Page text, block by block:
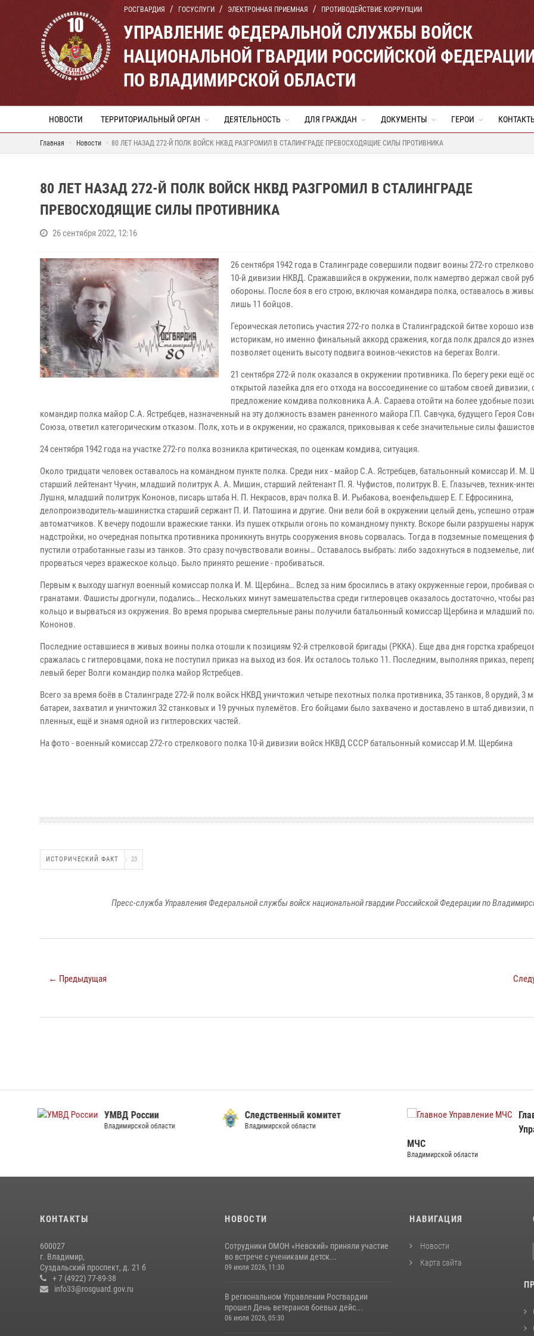
РОСГВАРДИЯ ГОСУСЛУГИ ЭЛЕКТРОННАЯ ПРИЕМНАЯ ПРОТИВОДЕЙСТВИЕ КОРРУПЦИИ
УПРАВЛЕНИЕ ФЕДЕРАЛЬНОЙ СЛУЖБЫ ВОЙСК
НАЦИОНАЛЬНОЙ ГВАРДИИ РОССИЙСКОЙ
ПО ВЛАДИМИРСКОЙ ОБЛАСТИ
НОВОСТИ ТЕРРИТОРИАЛЬНЫЙ ОРГАН ДЕЯТЕЛЬНОСТЬ ДЛЯ ГРАЖДАН ДОКУМЕНТЫ ГЕРОИ
Главная Новости 80 ЛЕТ НАЗАД 272-Й ПОЛК ВОЙСК НКВД РАЗГРОМИЛ В СТАЛИНГРАДЕ ПРЕВОСХОДЯЩИЕ СИЛЫ ПРОТИВНИКА
80 ЛЕТ НАЗАД 272-Й ПОЛК ВОЙСК НКВД РАЗГРОМИЛ В СТАЛИНГРАДЕ
ПРЕВОСХОДЯЩИЕ СИЛЫ ПРОТИВНИКА
26 сентября 2022, 12:16
26 сентября 1942 года в Сталинграде совершили подвиг воины 272-го
10-й дивизии НКВД. Сражавшийся в окружении, полк намертво держал свой
обороны. После боя в его строю, включая командира полка, оставалось в
лишь 11 бойцов.
Героическая летопись участия 272-го полка в Сталинградской битве хорошо
историкам, но именно финальный аккорд сражения, когда полк дрался до
позволяет оценить высоту подвига воинов-чекистов на берегах Волги.
21 сентября 272-й полк оказался в окружении противника. По берегу реки ещё
открытой лазейка для его отхода на воссоединение со штабом своей дивизии,
предложение комдива полковника А.А. Сараева отойти на более удобные
командир полка майор С.А. Ястребцев, назначенный на эту должность взамен раненного майора Г.П. Савчука, будущего Героя
Союза, ответил категорическим отказом. Полк, хоть и в окружении, но сражался, приковывая к себе значительные силы
24 сентября 1942 года на участке 272-го полка возникла критическая, по оценкам комдива, ситуация.
Около тридцати человек оставалось на командном пункте полка. Среди них - майор С.А. Ястребцев, батальонный комиссар И. М.
старший лейтенант Чучин, младший политрук А. А. Мишин, старший лейтенант П. Я. Чуфистов, политрук В. Е. Глазычев, техник-
Лушня, младший политрук Кононов, писарь штаба Н. П. Некрасов, врач полка В. И. Рыбакова, военфельдшер Е. Г. Ефросинина,
делопроизводитель-машинистка старший сержант П. И. Патошина и другие. Они вели бой в окружении целый день, успешно
автоматчиков. К вечеру подошли вражеские танки. Из пушек открыли огонь по командному пункту. Вскоре были разрушены
надстройки, но очередная попытка противника проникнуть внутрь сооружения вновь сорвалась. Тогда в подземные помещения
пустили отработанные газы из танков. Это сразу почувствовали воины… Оставалось выбрать: либо задохнуться в подземелье,
прорваться через вражеское кольцо. Было принято решение - пробиваться.
Первым к выходу шагнул военный комиссар полка И. М. Щербина… Вслед за ним бросились в атаку окруженные герои, пробивая
гранатами. Фашисты дрогнули, подались… Нескольких минут замешательства среди гитлеровцев оказалось достаточно, чтобы
кольцо и вырваться из окружения. Во время прорыва смертельные раны получили батальонный комиссар Щербина и младший
Кононов.
Последние оставшиеся в живых воины полка отошли к позициям 92-й стрелковой бригады (РККА). Еще два дня горстка
сражалась с гитлеровцами, пока не поступил приказ на выход из боя. Их осталось только 11. Последним, выполняя приказ,
левый берег Волги командир полка майор Ястребцев.
Всего за время боёв в Сталинграде 272-й полк войск НКВД уничтожил четыре пехотных полка противника, 35 танков, 8 орудий, 3
батареи, захватил и уничтожил 32 станковых и 19 ручных пулемётов. Его бойцами было захвачено и доставлено в штаб дивизии,
пленных, ещё и знамя одной из гитлеровских частей.
На фото - военный комиссар 272-го стрелкового полка 10-й дивизии войск НКВД СССР батальонный комиссар И.М. Щербина
ИСТОРИЧЕСКИЙ ФАКТ 23
Пресс-служба Управления Федеральной службы войск национальной гвардии Российской Федерации по
← Предыдущая
УМВД России
Владимирской области
Следственный комитет
Владимирской области
МЧС
Владимирской области
КОНТАКТЫ
600027
г. Владимир,
Суздальский проспект, д. 21 б
+ 7 (4922) 77-89-38
info33@rosguard.gov.ru
НОВОСТИ
Сотрудники ОМОН «Невский» приняли участие
во встрече с учениками детск...
09 июля 2026, 11:30
В региональном Управлении Росгвардии
прошел День ветеранов боевых дейс...
06 июля 2026, 05:30
НАВИГАЦИЯ
Новости
Карта сайта